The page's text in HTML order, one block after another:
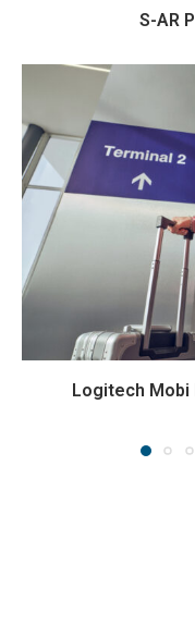
S-AR
Logitech Mobi